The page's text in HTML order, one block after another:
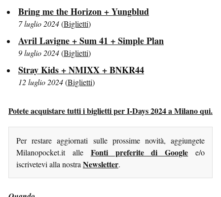
Bring me the Horizon + Yungblud
7 luglio 2024(Biglietti)
Avril Lavigne + Sum 41 + Simple Plan
9 luglio 2024(Biglietti)
Stray Kids + NMIXX + BNKR44
12 luglio 2024(Biglietti)
Potete acquistare tutti i biglietti per I-Days 2024 a Milano qui.
Per restare aggiornati sulle prossime novità, aggiungete
Milanopocket.it alle Fonti preferite di Google e/o
iscrivetevi alla nostra Newsletter.